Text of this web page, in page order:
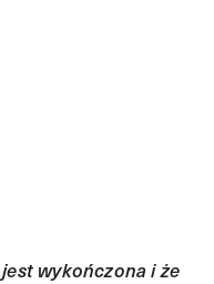
wykończona i że